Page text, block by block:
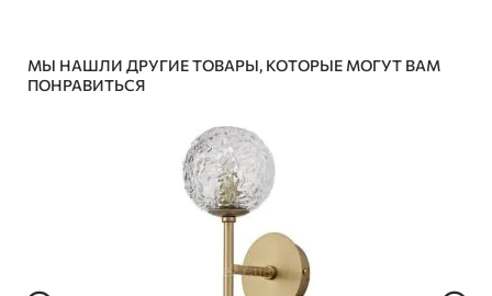
МЫ НАШЛИ ДРУГИЕ ТОВАРЫ, КОТОРЫЕ МОГУТ ВАМ
ПОНРАВИТЬСЯ